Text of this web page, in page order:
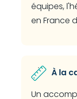
équipes,
en France
.
À la
Un